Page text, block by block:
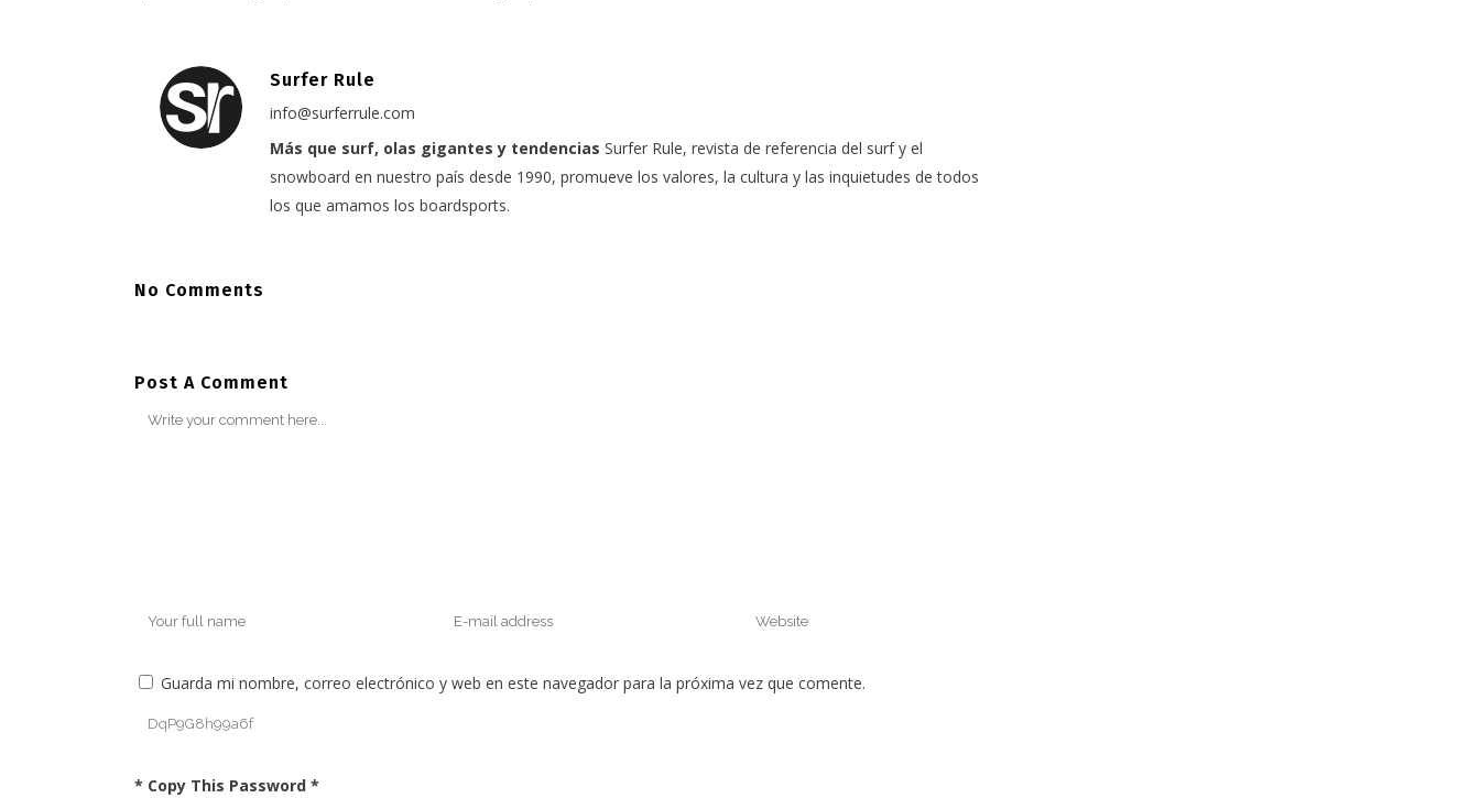
Surfer Rule
info@surferrule.com
Más que surf, olas gigantes y tendencias Surfer Rule, revista de referencia del surf y el
snowboard en nuestro país desde 1990, promueve los valores, la cultura y las inquietudes de todos
los que amamos los boardsports.
No Comments
Post A Comment
Guarda mi nombre, correo electrónico y web en este navegador para la próxima vez que comente.
* Copy This Password *